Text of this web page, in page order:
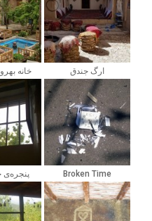
ارگ جندق خانه
Broken Time پنجره‌ی